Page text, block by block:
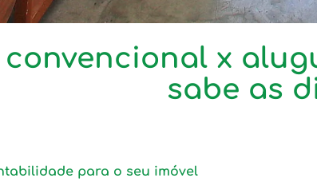
x
sabe as
para o seu imóvel